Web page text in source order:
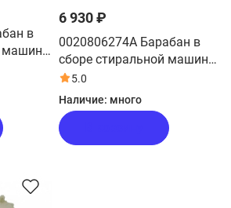
в
машины
6 930 ₽
0020806274A Барабан в
сборе стиральной машины
Haier
5.0
Наличие: много